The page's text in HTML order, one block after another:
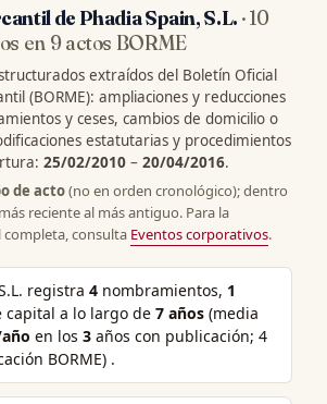
de Phadia Spain, S.L. · 10
en 9 actos BORME
extraídos del Boletín Oficial
(BORME): ampliaciones y reducciones
y ceses, cambios de domicilio o
estatutarias y procedimientos
25/02/2010 – 20/04/2016.
de acto(no en orden cronológico); dentro
reciente al más antiguo. Para la
consulta Eventos corporativos.
registra4 nombramientos, 1
capital a lo largo de7 años (media
en los3 años con publicación; 4
BORME) .